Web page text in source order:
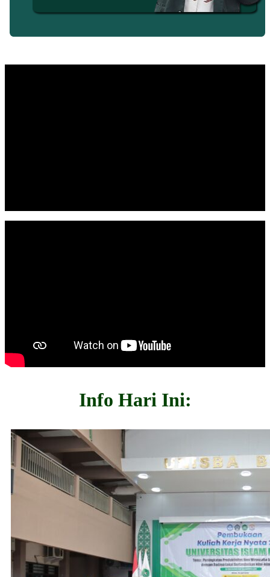
Info Hari Ini: